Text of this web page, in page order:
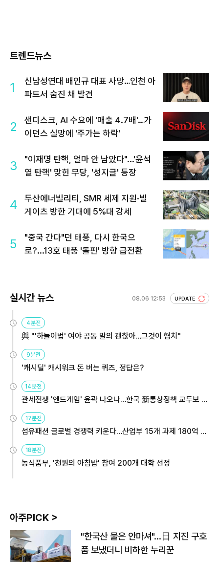
트렌드뉴스
1
신남성연대 배인규 대표 사망…인천 아
파트서 숨진 채 발견
2
샌디스크, AI 수요에 '매출 4.7배'…가
이던스 실망에 '주가는 하락'
3
"이재명 탄핵, 얼마 안 남았다"...'윤석
열 탄핵' 맞힌 무당, '성지글' 등장
4
두산에너빌리티, SMR 세제 지원·빌
게이츠 방한 기대에 5%대 강세
5
"중국 간다"던 태풍, 다시 한국으
로?...13호 태풍 '돌핀' 방향 급전환
실시간 뉴스 08.06 12:53 UPDATE
4분전
與 "'하늘이법' 여야 공동 발의 괜찮아…그것이 협치"
9분전
'캐시딜' 캐시워크 돈 버는 퀴즈, 정답은?
14분전
관세전쟁 '엔드게임' 윤곽 나오나…한국 新통상정책 교두보 활
용해야
17분전
섬유패션 글로벌 경쟁력 키운다…산업부 15개 과제 180억 지
원
18분전
농식품부, '천원의 아침밥' 참여 200개 대학 선정
아주PICK >
"한국산 물은 안마셔"…日 지진 구호
품 보냈더니 비하한 누리꾼